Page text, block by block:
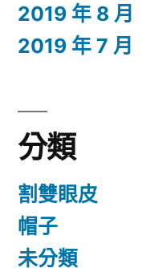
2019 年 8 月
2019 年 7 月
分類
割雙眼皮
帽子
未分類